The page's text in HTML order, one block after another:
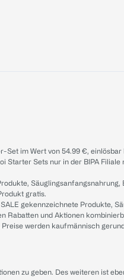
im Wert von 54.99 €,
Sets nur in der BIPA
gratis.
gekennzeichnete
Rabatten und Aktionen
werden kaufmännisch
zu geben. Des weiteren ist